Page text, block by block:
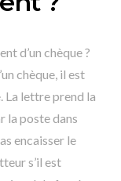
d’un chèque ?
chèque, il est
La lettre prend la
la poste dans
encaisser le
s’il est